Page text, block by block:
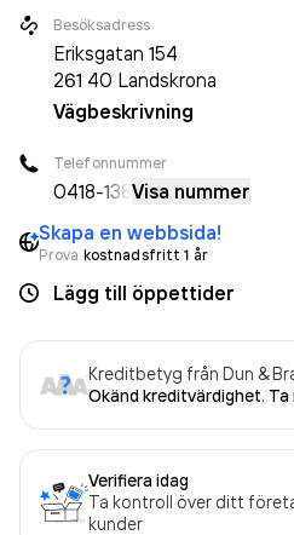
Besöksadress
Eriksgatan 154
261 40 Landskrona
Vägbeskrivning
Telefonnummer
0418-138Visa nummer
Skapa en webbsida!
Prova kostnadsfritt 1 år
Lägg till öppettider
Kreditbetyg från Dun &
Okänd kreditvärdighet. Ta
Verifiera idag
Ta kontroll över ditt
kunder